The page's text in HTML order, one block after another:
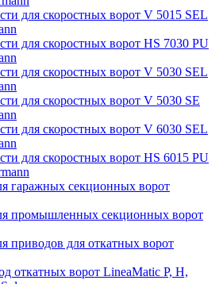
для скоростных ворот V 5015 SEL
для скоростных ворот HS 7030 PU
для скоростных ворот V 5030 SEL
для скоростных ворот V 5030 SE
для скоростных ворот V 6030 SEL
для скоростных ворот HS 6015 PU
гаражных секционных ворот
промышленных секционных ворот
приводов для откатных ворот
откатных ворот LineaMatic P, H,